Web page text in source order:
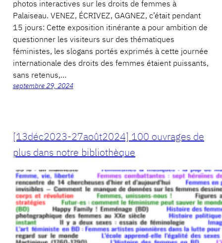
photos interactives sur les droits de femmes à
Palaiseau. VENEZ, ÉCRIVEZ, GAGNEZ, c’était pendant
15 jours: Cette exposition itinérante a pour ambition de
questionner les visiteurs sur des thématiques
féministes, les slogans portés exprimés à cette journée
internationale des droits des femmes étaient puissants,
sans retenus,…
septembre 29, 2024
[13déc2023-27août2024] 100 ouvrages de
plus dans notre bibliothèque